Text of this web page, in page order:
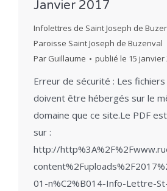
Janvier 2017
Infolettres de Saint Joseph de
Paroisse Saint Joseph de Buzenval
Par Guillaume publié le 15 janvier
Erreur de sécurité : Les fichiers
doivent être hébergés sur le
domaine que ce site.Le PDF
sur :
http://
01-n%C2%B014-Info-Lettre-